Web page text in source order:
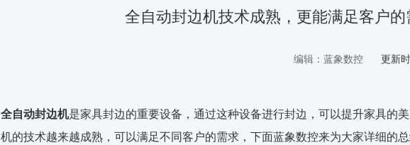
全自动封边机技术成熟，更能满足客户的
编辑：蓝象数控 更新
全自动封边机是家具封边的重要设备，通过这种设备进行封边，可以提升家具的
机的技术越来越成熟，可以满足不同客户的需求，下面蓝象数控来为大家详细的总